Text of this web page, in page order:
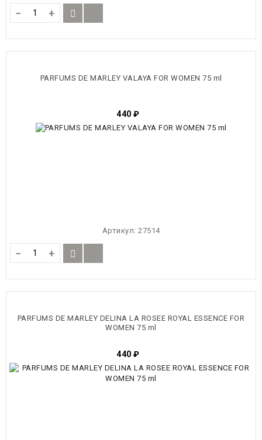
− +
PARFUMS DE MARLEY VALAYA FOR WOMЕN 75 ml
440 ₽
Артикул: 27514
− +
PARFUMS DE MARLEY DELINA LA ROSEE ROYAL ESSENCE FOR
WOMEN 75 ml
440 ₽